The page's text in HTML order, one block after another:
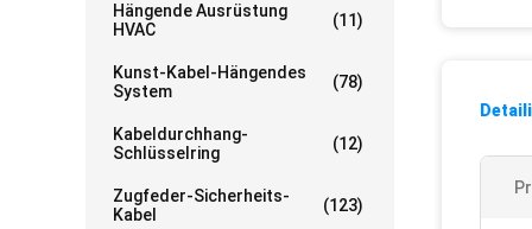
Hängende Ausrüstung
HVAC
(11)
Kunst-Kabel-Hängendes
System
(78)
Kabeldurchhang-
Schlüsselring
(12)
Zugfeder-Sicherheits-
Kabel
(123)